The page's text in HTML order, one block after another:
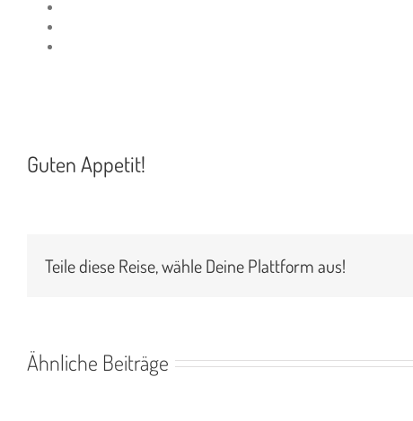
Guten Appetit!
Teile diese Reise, wähle Deine Plattform aus!
Ähnliche Beiträge